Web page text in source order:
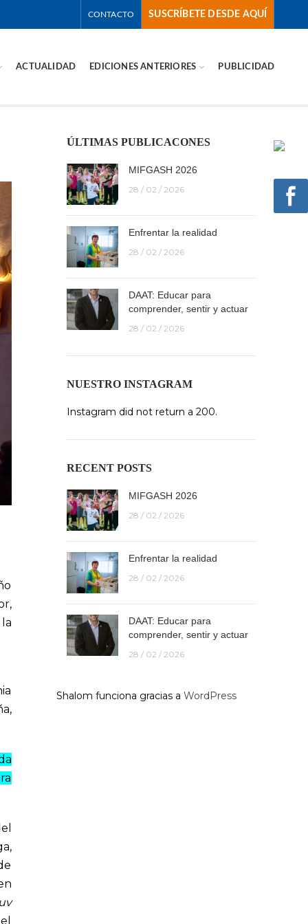
CONTACTO SUSCRÍBETE DESDE AQUÍ
ACTUALIDAD EDICIONES ANTERIORES PUBLICIDAD
,
,
ÚLTIMAS PUBLICACONES
MIFGASH 2026
28 / 02 / 2026
Enfrentar la realidad
28 / 02 / 2026
DAAT: Educar para
comprender, sentir y actuar
28 / 02 / 2026
NUESTRO INSTAGRAM
Instagram did not return a 200.
RECENT POSTS
MIFGASH 2026
28 / 02 / 2026
Enfrentar la realidad
28 / 02 / 2026
DAAT: Educar para
comprender, sentir y actuar
28 / 02 / 2026
Shalom funciona gracias a WordPress